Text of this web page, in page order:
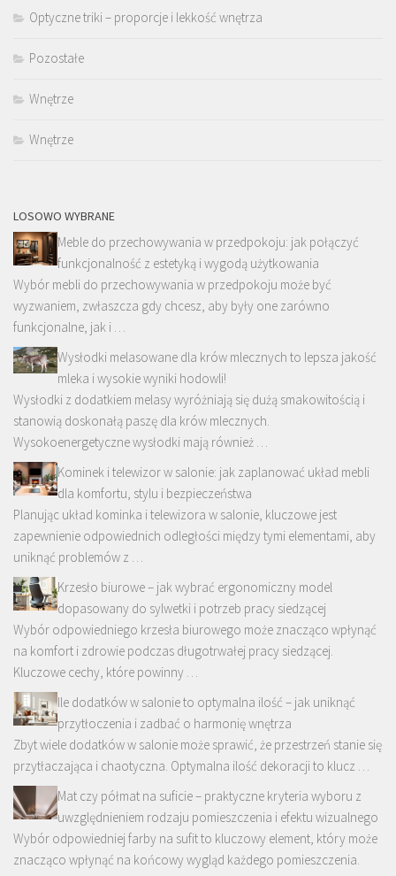
Optyczne triki – proporcje i lekkość wnętrza
Pozostałe
Wnętrze
Wnętrze
LOSOWO WYBRANE
Meble do przechowywania w przedpokoju: jak połączyć
funkcjonalność z estetyką i wygodą użytkowania
Wybór mebli do przechowywania w przedpokoju może być
wyzwaniem, zwłaszcza gdy chcesz, aby były one zarówno
funkcjonalne, jak i …
Wysłodki melasowane dla krów mlecznych to lepsza jakość
mleka i wysokie wyniki hodowli!
Wysłodki z dodatkiem melasy wyróżniają się dużą smakowitością i
stanowią doskonałą paszę dla krów mlecznych.
Wysokoenergetyczne wysłodki mają również …
Kominek i telewizor w salonie: jak zaplanować układ mebli
dla komfortu, stylu i bezpieczeństwa
Planując układ kominka i telewizora w salonie, kluczowe jest
zapewnienie odpowiednich odległości między tymi elementami, aby
uniknąć problemów z …
Krzesło biurowe – jak wybrać ergonomiczny model
dopasowany do sylwetki i potrzeb pracy siedzącej
Wybór odpowiedniego krzesła biurowego może znacząco wpłynąć
na komfort i zdrowie podczas długotrwałej pracy siedzącej.
Kluczowe cechy, które powinny …
Ile dodatków w salonie to optymalna ilość – jak uniknąć
przytłoczenia i zadbać o harmonię wnętrza
Zbyt wiele dodatków w salonie może sprawić, że przestrzeń stanie się
przytłaczająca i chaotyczna. Optymalna ilość dekoracji to klucz …
Mat czy półmat na suficie – praktyczne kryteria wyboru z
uwzględnieniem rodzaju pomieszczenia i efektu wizualnego
Wybór odpowiedniej farby na sufit to kluczowy element, który może
znacząco wpłynąć na końcowy wygląd każdego pomieszczenia.